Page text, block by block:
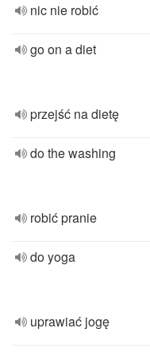
nic nie robić
go on a diet
przejść na dietę
do the washing
robić pranie
do yoga
uprawiać jogę